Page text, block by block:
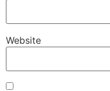
Website